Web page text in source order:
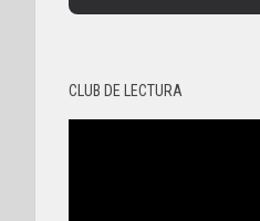
CLUB DE LECTURA